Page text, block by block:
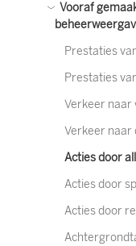
Vooraf
Prestaties
Prestaties
Verkeer naar
Verkeer naar
Acties door
Acties door
Acties door